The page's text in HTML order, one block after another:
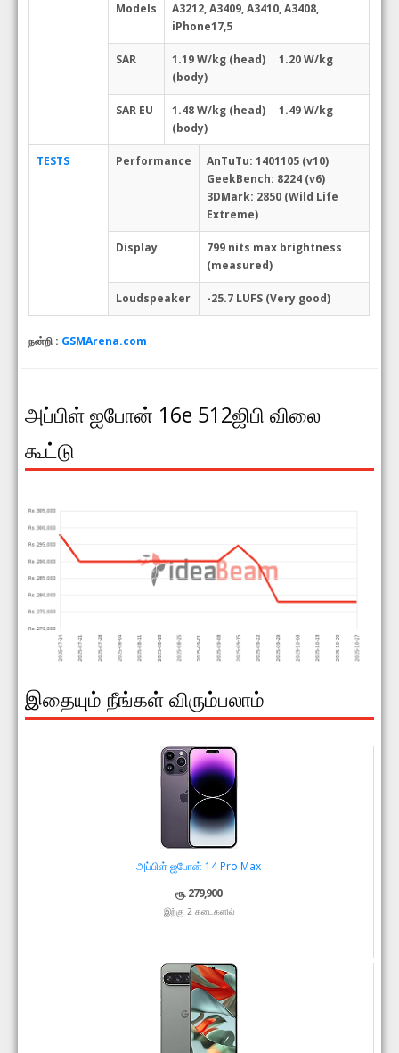
Models
A3212, A3409, A3410, A3408,
iPhone17,5
SAR
1.19 W/kg (head) 1.20 W/kg
(body)
SAR EU
1.48 W/kg (head) 1.49 W/kg
(body)
TESTS Performance
AnTuTu: 1401105 (v10)
GeekBench: 8224 (v6)
3DMark: 2850 (Wild Life
Extreme)
Display
799 nits max brightness
(measured)
Loudspeaker -25.7 LUFS (Very good)
நன்றி : GSMArena.com
அப்பிள் ஐபோன் 16e 512ஜிபி விலை
கூட்டு
இதையும் நீங்கள் விரும்பலாம்
அப்பிள் ஐபோன் 14 Pro Max
ரூ. 279,900
இற்கு 2 கடைகளில்